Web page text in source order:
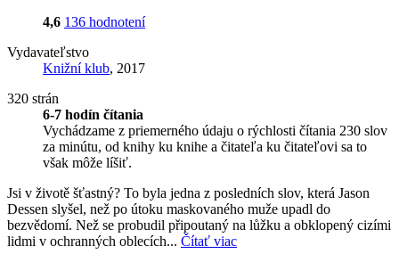
4,6 136 hodnotení
Vydavateľstvo
Knižní klub, 2017
320 strán
6-7 hodín čítania
Vychádzame z priemerného údaju o rýchlosti čítania 230 slov
za minútu, od knihy ku knihe a čitateľa ku čitateľovi sa to
však môže líšiť.
Jsi v životě šťastný? To byla jedna z posledních slov, která Jason
Dessen slyšel, než po útoku maskovaného muže upadl do
bezvědomí. Než se probudil připoutaný na lůžku a obklopený cizími
lidmi v ochranných oblecích... Čítať viac